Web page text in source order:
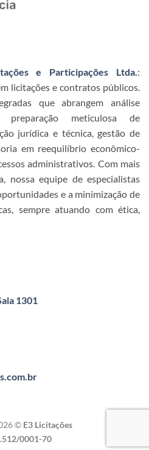
e Participações Ltda. :
licitações e contratos públicos.
que abrangem análise
meticulosa de
jurídica e técnica, gestão de
em reequilíbrio econômico-
administrativos. Com mais
nossa equipe de especialistas
e a minimização de
sempre atuando com ética,
1301
© E3 Licitações
0001-70